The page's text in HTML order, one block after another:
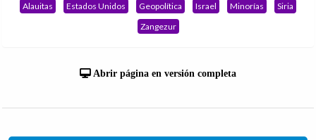
Alauitas Estados Unidos Geopolítica Israel Minorías
Siria
Zangezur
Abrir página en versión completa